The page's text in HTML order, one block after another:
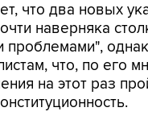
что два новых
наверняка
проблемами",
что, по его
на этот раз